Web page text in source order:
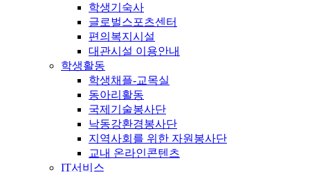
학생기숙사
글로벌스포츠센터
편의복지시설
대관시설 이용안내
학생활동
학생채플-교목실
동아리활동
국제기술봉사단
낙동강환경봉사단
지역사회를 위한 자원봉사단
교내 온라인콘텐츠
IT서비스